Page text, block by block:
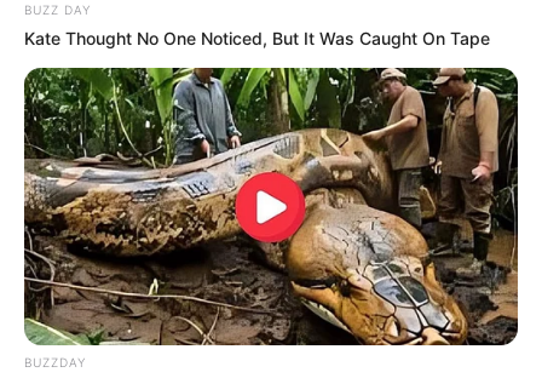
BUZZ DAY
Kate Thought No One Noticed, But It Was Caught On Tape
BUZZDAY